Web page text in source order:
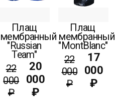
Плащ
мембранный
"Russian
Team"
22
000
₽
20
000
₽
Плащ
мембранный
"MontBlanc"
22
000
₽
17
000
₽